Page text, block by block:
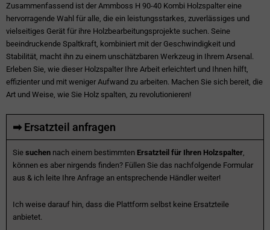
Zusammenfassend ist der Ammboss H 90-40 Kombi Holzspalter eine
hervorragende Wahl für alle, die ein leistungsstarkes, zuverlässiges und
vielseitiges Gerät für ihre Holzbearbeitungsprojekte suchen. Seine
beeindruckende Spaltkraft, kombiniert mit der Geschwindigkeit und
Stabilität, macht ihn zu einem unschätzbaren Werkzeug in Ihrem Arsenal.
Erleben Sie, wie dieser Holzspalter Ihre Arbeit erleichtert und Ihnen hilft,
effizienter und mit weniger Aufwand zu arbeiten. Machen Sie sich bereit, die
Art und Weise, wie Sie Holz spalten, zu revolutionieren!
➡ Ersatzteil anfragen
Sie suchen nach einem bestimmten Ersatzteil für Ihren Holzspalter,
können es aber nirgends finden? Füllen Sie das nachfolgende Formular
aus & ich leite Ihre Anfrage an entsprechende Händler weiter!
Ich weise darauf hin, dass die Plattform selbst keine Ersatzteile
anbietet.